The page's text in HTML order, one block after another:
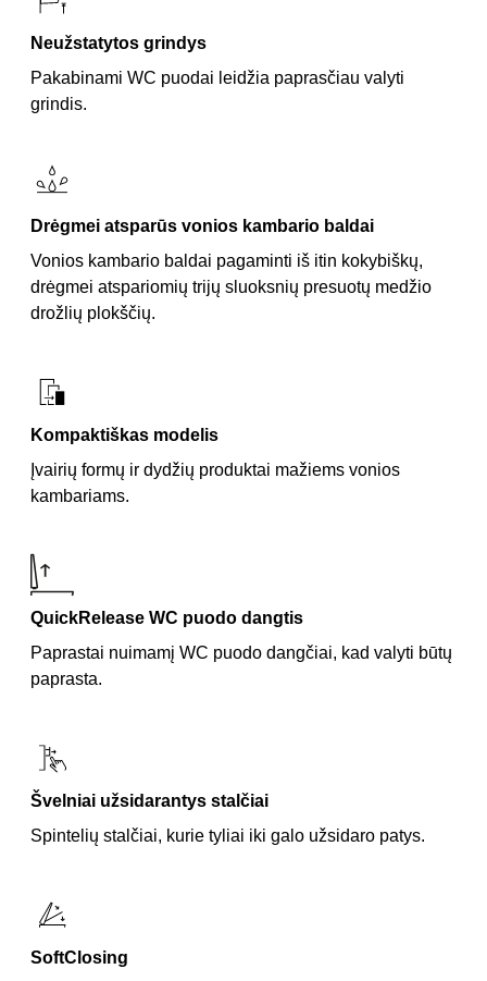
Neužstatytos grindys
Pakabinami WC puodai leidžia paprasčiau valyti
grindis.
Drėgmei atsparūs vonios kambario baldai
Vonios kambario baldai pagaminti iš itin kokybiškų,
drėgmei atspariomių trijų sluoksnių presuotų medžio
drožlių plokščių.
Kompaktiškas modelis
Įvairių formų ir dydžių produktai mažiems vonios
kambariams.
QuickRelease WC puodo dangtis
Paprastai nuimamį WC puodo dangčiai, kad valyti būtų
paprasta.
Švelniai užsidarantys stalčiai
Spintelių stalčiai, kurie tyliai iki galo užsidaro patys.
SoftClosing